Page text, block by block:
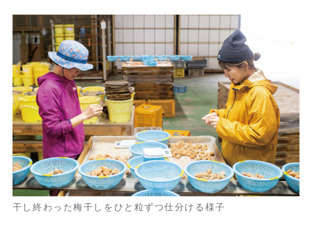
干し終わった梅干しをひと粒ずつ仕分ける様子